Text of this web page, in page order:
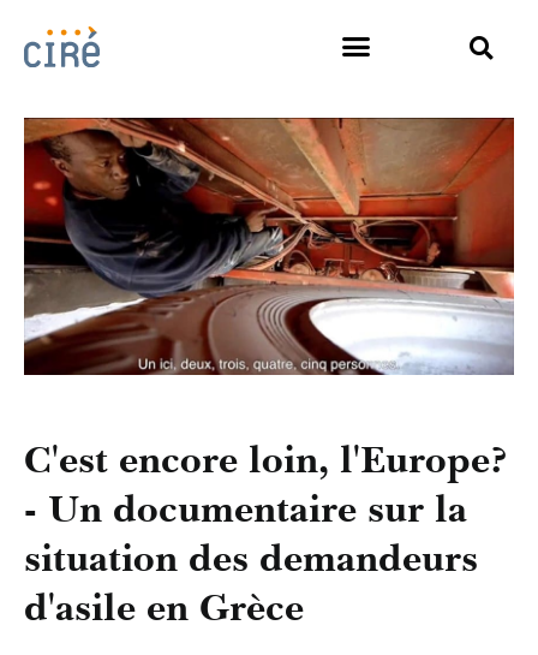
C'est encore loin, l'Europe?
- Un documentaire sur la
situation des demandeurs
d'asile en Grèce